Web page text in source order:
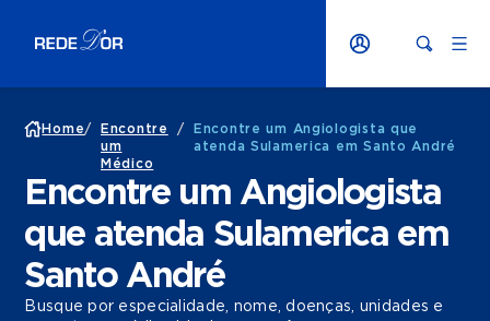
Home/
Encontre
um
Médico
/
Encontre um Angiologista que
atenda Sulamerica em Santo André
Encontre um Angiologista
que atenda Sulamerica em
Santo André
Busque por especialidade, nome, doenças, unidades e